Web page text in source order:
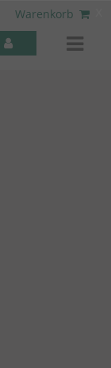
Warenkorb